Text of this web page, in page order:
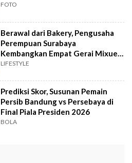
FOTO
Berawal dari Bakery, Pengusaha
Perempuan Surabaya
Kembangkan Empat Gerai Mixue
dalam 3 Tahun
LIFESTYLE
Prediksi Skor, Susunan Pemain
Persib Bandung vs Persebaya di
Final Piala Presiden 2026
BOLA